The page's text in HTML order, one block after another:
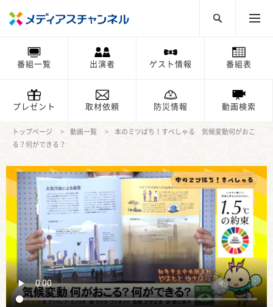
番組一覧 出演者 ゲスト情報 番組表
プレゼント 取材依頼 防災情報 動画検索
トップページ 動画一覧
本のミツばち！すぺしゃる 気候変動何がおこ
る？何ができる？